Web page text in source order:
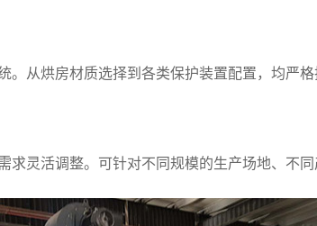
从烘房材质选择到各类保护装置配置，均严
灵活调整。可针对不同规模的生产场地、不